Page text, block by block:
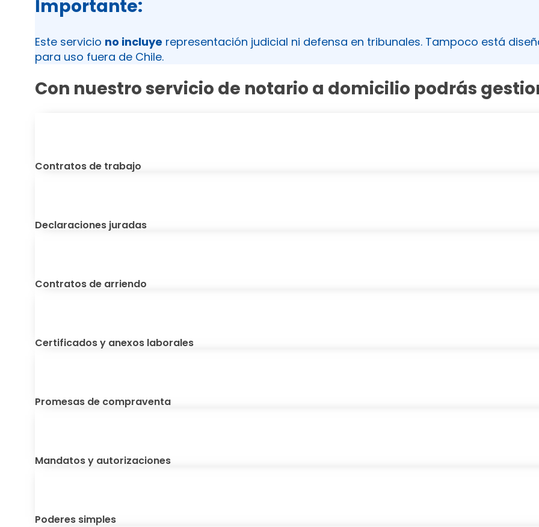
Importante:
Este servicio no incluye representación judicial ni defensa en tribunales. Tampoco está
para uso fuera de Chile.
Con nuestro servicio de notario a domicilio podrás
Contratos de trabajo
Declaraciones juradas
Contratos de arriendo
Certificados y anexos laborales
Promesas de compraventa
Mandatos y autorizaciones
Poderes simples